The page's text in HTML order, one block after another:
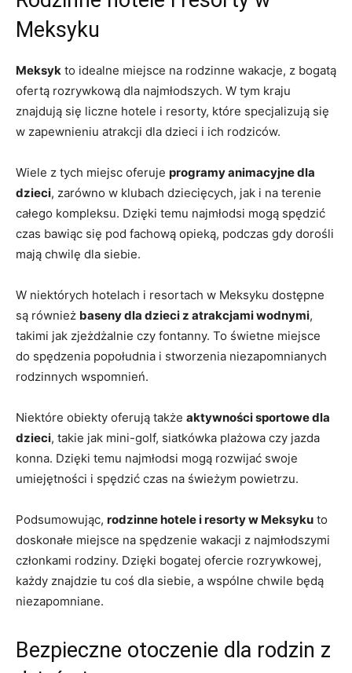
Meksyku
Meksyk to idealne miejsce na rodzinne wakacje, z bogatą
ofertą rozrywkową dla najmłodszych. W tym kraju
znajdują się liczne hotele i resorty, które specjalizują się
w zapewnieniu atrakcji dla dzieci i ich rodziców.
Wiele z tych miejsc oferuje programy animacyjne dla
dzieci, zarówno w klubach dziecięcych, jak i na terenie
całego kompleksu. Dzięki temu najmłodsi mogą spędzić
czas bawiąc się pod fachową opieką, podczas gdy dorośli
mają chwilę dla siebie.
W niektórych hotelach i resortach w Meksyku dostępne
są również baseny dla dzieci z atrakcjami wodnymi,
takimi jak zjeżdżalnie czy fontanny. To świetne miejsce
do spędzenia popołudnia i stworzenia niezapomnianych
rodzinnych wspomnień.
Niektóre obiekty oferują także aktywności sportowe dla
dzieci, takie jak mini-golf, siatkówka plażowa czy jazda
konna. Dzięki temu najmłodsi mogą rozwijać swoje
umiejętności i spędzić czas na świeżym powietrzu.
Podsumowując, rodzinne hotele i resorty w Meksyku to
doskonałe miejsce na spędzenie wakacji z najmłodszymi
członkami rodziny. Dzięki bogatej ofercie rozrywkowej,
każdy znajdzie tu coś dla siebie, a wspólne chwile będą
niezapomniane.
Bezpieczne otoczenie dla rodzin z